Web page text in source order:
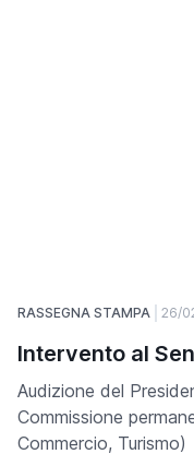
RASSEGNA STAMPA 26/
Intervento al
Audizione del
Commissione
Commercio, Turismo)